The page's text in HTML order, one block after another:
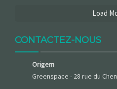
Load
CONTACTEZ-NOUS
Origem
Greenspace - 28 rue du